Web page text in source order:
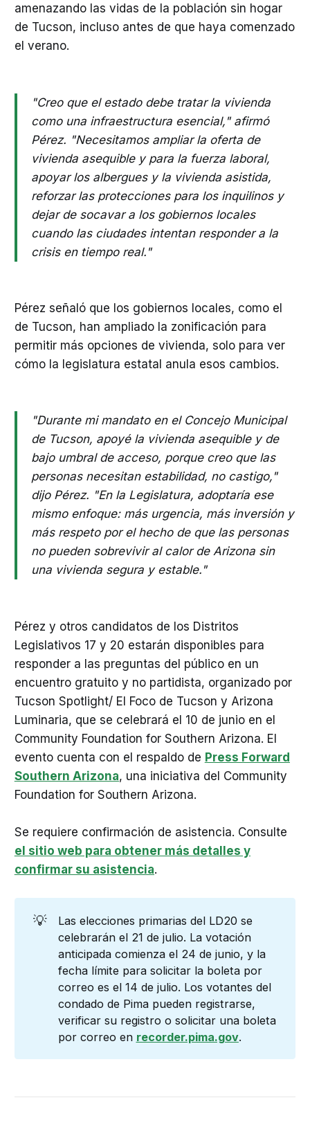
amenazando las vidas de la población sin hogar
de Tucson, incluso antes de que haya comenzado
el verano.
"Creo que el estado debe tratar la vivienda
como una infraestructura esencial," afirmó
Pérez. "Necesitamos ampliar la oferta de
vivienda asequible y para la fuerza laboral,
apoyar los albergues y la vivienda asistida,
reforzar las protecciones para los inquilinos y
dejar de socavar a los gobiernos locales
cuando las ciudades intentan responder a la
crisis en tiempo real."
Pérez señaló que los gobiernos locales, como el
de Tucson, han ampliado la zonificación para
permitir más opciones de vivienda, solo para ver
cómo la legislatura estatal anula esos cambios.
"Durante mi mandato en el Concejo Municipal
de Tucson, apoyé la vivienda asequible y de
bajo umbral de acceso, porque creo que las
personas necesitan estabilidad, no castigo,"
dijo Pérez. "En la Legislatura, adoptaría ese
mismo enfoque: más urgencia, más inversión y
más respeto por el hecho de que las personas
no pueden sobrevivir al calor de Arizona sin
una vivienda segura y estable."
Pérez y otros candidatos de los Distritos
Legislativos 17 y 20 estarán disponibles para
responder a las preguntas del público en un
encuentro gratuito y no partidista, organizado por
Tucson Spotlight/ El Foco de Tucson y Arizona
Luminaria, que se celebrará el 10 de junio en el
Community Foundation for Southern Arizona. El
evento cuenta con el respaldo de Press Forward
Southern Arizona, una iniciativa del Community
Foundation for Southern Arizona.
Se requiere confirmación de asistencia. Consulte
el sitio web para obtener más detalles y
confirmar su asistencia.
💡
Las elecciones primarias del LD20 se
celebrarán el 21 de julio. La votación
anticipada comienza el 24 de junio, y la
fecha límite para solicitar la boleta por
correo es el 14 de julio. Los votantes del
condado de Pima pueden registrarse,
verificar su registro o solicitar una boleta
por correo en recorder.pima.gov.